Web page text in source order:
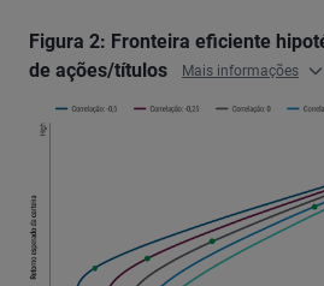
Figura 2: Fronteira eficiente
de ações/títulos
Mais informações